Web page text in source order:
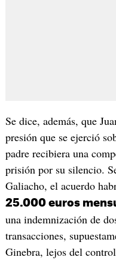
Se dice, además, que
presión que se ejerció
padre recibiera una
prisión por su silencio.
Galiacho, el acuerdo
25.000 euros
una indemnización de
transacciones,
Ginebra, lejos del